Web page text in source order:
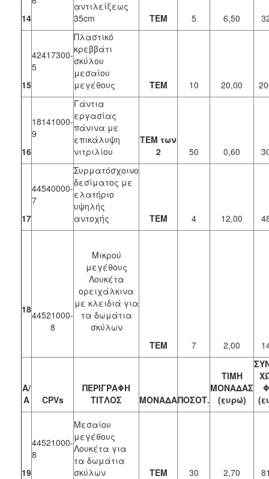
14
αντιλείξεως
35cm
ΤΕΜ 5 6,50
15
42417300-
5
Πλαστικό
κρεββάτι
σκύλου
μεσαίου
μεγέθους
ΤΕΜ 10 20,00
16
18141000-
9
Γάντια
εργασίας
πάνινα με
επικάλυψη
νιτριλίου
ΤΕΜ των
2
50 0,60
17
44540000-
7
Συρματόσχοινο
δεσίματος με
ελατήριο
υψηλής
αντοχής
TEM 4 12,00
1844521000-
8
Μικρού
μεγέθους
Λουκέτα
ορειχάλκινα
με κλειδιά για
τα δωμάτια
σκύλων
ΤΕΜ
7 2,00
Α/
Α
CPVs
ΠΕΡΙΓΡΑΦΗ
ΤΙΤΛΟΣ
ΜΟΝΑΔΑΠΟΣΟΤ.
ΤΙΜΗ
ΜΟΝΑΔΑΣ
(ευρώ)
19
44521000-
8
Μεσαίου
μεγέθους
Λουκέτα για
τα δωμάτια
σκύλων
ΤΕΜ 30 2,70